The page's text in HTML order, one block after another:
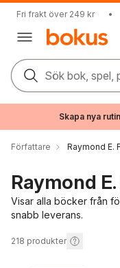
Fri frakt över 249 kr •
Sök bok, spel,
Skapa nya
Författare Raymond E.
Raymond
Visar alla böcker från
snabb leverans.
218 produkter